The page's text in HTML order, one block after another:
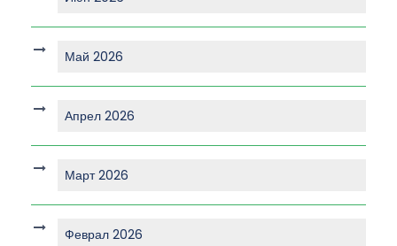
Май 2026
Апрел 2026
Март 2026
Феврал 2026